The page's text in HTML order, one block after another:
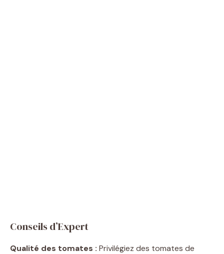
Conseils d’Expert
Qualité des tomates : Privilégiez des tomates de